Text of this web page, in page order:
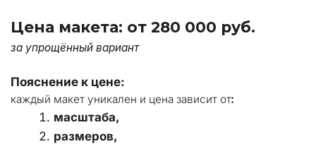
Цена макета: от 280 000 руб.
за упрощённый вариант
Пояснение к цене:
каждый макет уникален и цена зависит от:
масштаба,
размеров,